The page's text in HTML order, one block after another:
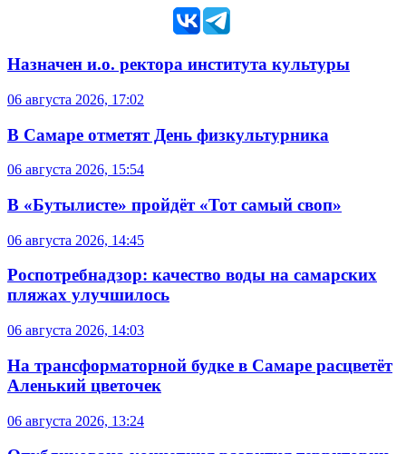
Назначен и.о. ректора института культуры
06 августа 2026, 17:02
В Самаре отметят День физкультурника
06 августа 2026, 15:54
В «Бутылисте» пройдёт «Тот самый своп»
06 августа 2026, 14:45
Роспотребнадзор: качество воды на самарских
пляжах улучшилось
06 августа 2026, 14:03
На трансформаторной будке в Самаре расцветёт
Аленький цветочек
06 августа 2026, 13:24